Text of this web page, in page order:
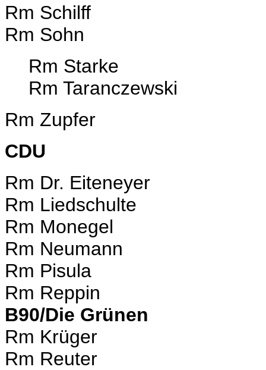
Rm Schilff
Rm Sohn
Rm Starke
Rm Taranczewski
Rm Zupfer
CDU
Rm Dr. Eiteneyer
Rm Liedschulte
Rm Monegel
Rm Neumann
Rm Pisula
Rm Reppin
B90/Die Grünen
Rm Krüger
Rm Reuter